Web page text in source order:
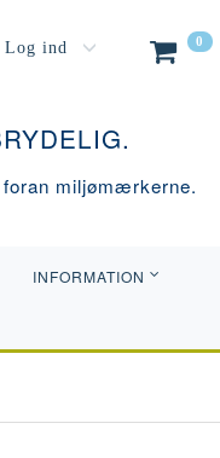
0
Log ind
miljømærkerne.
INFORMATION